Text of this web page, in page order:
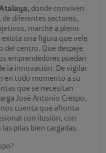
donde conviven
diferentes sectores,
marche a pleno
una figura que vele
centro. Que despeje
emprendedores puedan
la innovación. De vigilar
en todo momento a su
que se necesitan
José Antonio Crespo,
cuenta que afronta
con ilusión, con
pilas bien cargadas.